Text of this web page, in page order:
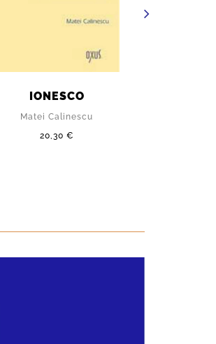
IONESCO
Matei Calinescu
20,30 €